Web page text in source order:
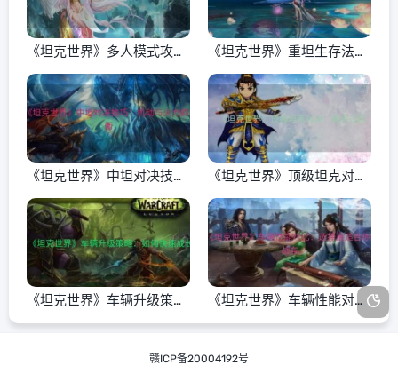
《坦克世界》多人模式攻
略：团队配合的艺术
《坦克世界》重坦生存法
则：坚如磐石
《坦克世界》中坦对决技
巧：机动与火力的平衡
《坦克世界》顶级坦克对
决：高手过招
《坦克世界》车辆升级策
略：如何快速成长
《坦克世界》车辆性能对
比：选择最适合你的战车
赣ICP备20004192号